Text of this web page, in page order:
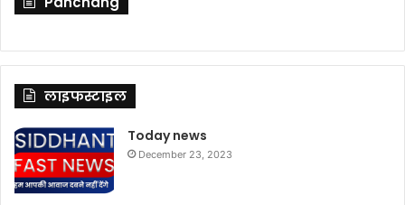
लाइफस्टाइल
Today news
December 23, 2023